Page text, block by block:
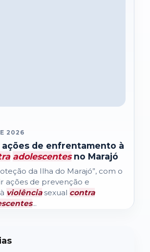
2026
ações de enfrentamento à
adolescentesno Marajó
da Ilha do Marajó”, com o
ações de prevenção e
violênciasexual contra
...